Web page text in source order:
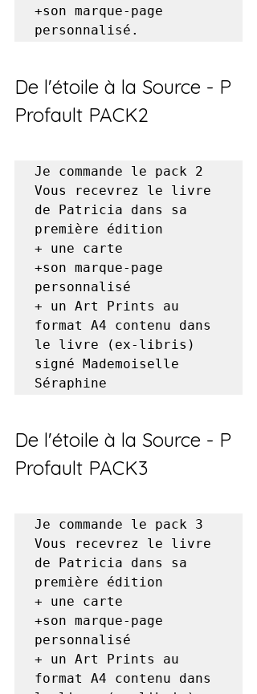
+son marque-page
De l'étoile à la Source - P
Profault PACK2
Je commande le pack 2
Vous recevrez le livre
de Patricia dans sa
première édition
+ une carte
+son marque-page
personnalisé
+ un Art Prints au
format A4 contenu dans
le livre (ex-libris)
signé Mademoiselle
Séraphine
De l'étoile à la Source - P
Profault PACK3
Je commande le pack 3
Vous recevrez le livre
de Patricia dans sa
première édition
+ une carte
+son marque-page
personnalisé
+ un Art Prints au
format A4 contenu dans